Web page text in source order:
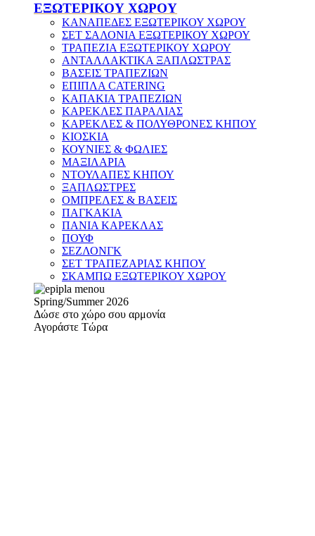
ΕΞΩΤΕΡΙΚΟΥ ΧΩΡΟΥ
ΚΑΝΑΠΕΔΕΣ ΕΞΩΤΕΡΙΚΟΥ ΧΩΡΟΥ
ΣΕΤ ΣΑΛΟΝΙΑ ΕΞΩΤΕΡΙΚΟΥ ΧΩΡΟΥ
ΤΡΑΠΕΖΙΑ ΕΞΩΤΕΡΙΚΟΥ ΧΩΡΟΥ
ΑΝΤΑΛΛΑΚΤΙΚΑ ΞΑΠΛΩΣΤΡΑΣ
ΒΑΣΕΙΣ ΤΡΑΠΕΖΙΩΝ
ΕΠΙΠΛΑ CATERING
ΚΑΠΑΚΙΑ ΤΡΑΠΕΖΙΩΝ
ΚΑΡΕΚΛΕΣ ΠΑΡΑΛΙΑΣ
ΚΑΡΕΚΛΕΣ & ΠΟΛΥΘΡΟΝΕΣ ΚΗΠΟΥ
ΚΙΟΣΚΙΑ
ΚΟΥΝΙΕΣ & ΦΩΛΙΕΣ
ΜΑΞΙΛΑΡΙΑ
ΝΤΟΥΛΑΠΕΣ ΚΗΠΟΥ
ΞΑΠΛΩΣΤΡΕΣ
ΟΜΠΡΕΛΕΣ & ΒΑΣΕΙΣ
ΠΑΓΚΑΚΙΑ
ΠΑΝΙΑ ΚΑΡΕΚΛΑΣ
ΠΟΥΦ
ΣΕΖΛΟΝΓΚ
ΣΕΤ ΤΡΑΠΕΖΑΡΙΑΣ ΚΗΠΟΥ
ΣΚΑΜΠΩ ΕΞΩΤΕΡΙΚΟΥ ΧΩΡΟΥ
Spring/Summer 2026
Δώσε στο χώρο σου αρμονία
Αγοράστε Τώρα